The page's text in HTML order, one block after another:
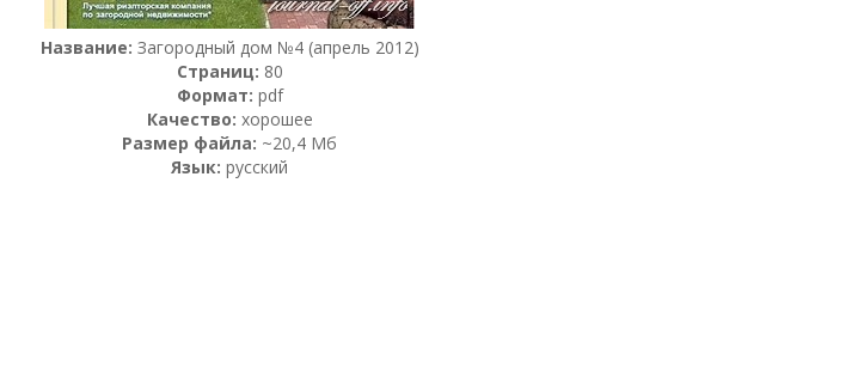
Название: Загородный дом №4 (апрель 2012)
Страниц: 80
Формат: pdf
Качество: хорошее
Размер файла: ~20,4 Мб
Язык: русский